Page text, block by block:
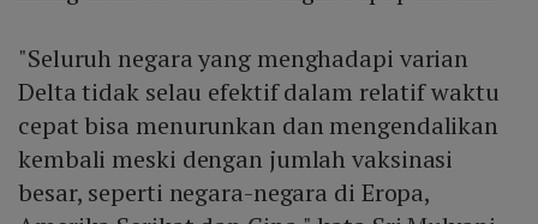
"Seluruh negara yang menghadapi varian
Delta tidak selau efektif dalam relatif waktu
cepat bisa menurunkan dan mengendalikan
kembali meski dengan jumlah vaksinasi
besar, seperti negara-negara di Eropa,